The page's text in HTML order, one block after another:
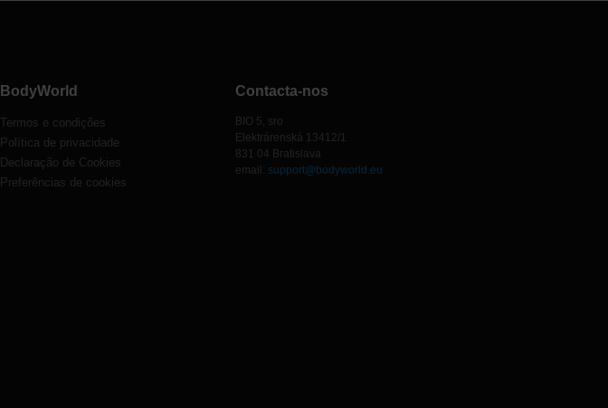
BodyWorld
Termos e condições
Política de privacidade
Declaração de Cookies
Preferências de cookies
Contacta-nos
BIO 5, sro
Elektrárenská 13412/1
831 04 Bratislava
email: support@bodyworld.eu